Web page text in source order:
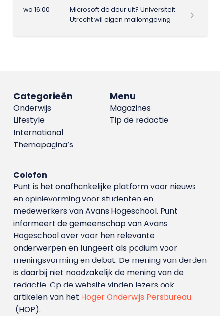
wo 16:00
Microsoft de deur uit? Universiteit
Utrecht wil eigen mailomgeving
Menu
Magazines
Tip de redactie
Categorieën
Onderwijs
Lifestyle
International
Themapagina’s
Colofon
Punt is het onafhankelijke platform voor nieuws
en opinievorming voor studenten en
medewerkers van Avans Hoge­school. Punt
informeert de gemeenschap van Avans
Hogeschool over voor hen relevante
onderwerpen en fungeert als podium voor
meningsvorming en debat. De mening van derden
is daarbij niet noodzakelijk de mening van de
redactie. Op de website vinden lezers ook
artikelen van het Hoger Onderwijs Persbureau
(HOP).